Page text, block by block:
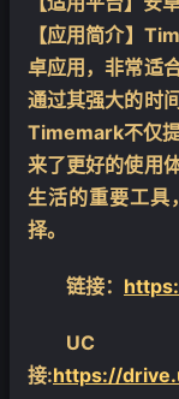
【应用简介】
卓应用，非常适
通过其强大的时
Timemark不仅
来了更好的使用
生活的重要工
择。
链接：
接:https://